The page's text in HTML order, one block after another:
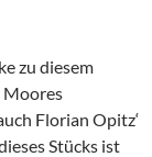
zu diesem
Moores
Florian Opitz‘
Stücks ist